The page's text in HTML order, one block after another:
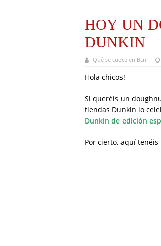
HOY UN
DUNKIN
Qué se cuece en Bcn
Hola chicos!
Si queréis un
tiendas Dunkin lo
Dunkin de edición
Por cierto, aquí tenéis